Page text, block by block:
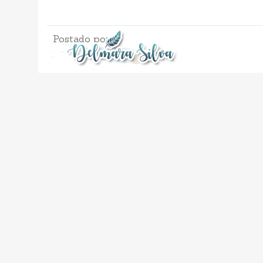
Postado por